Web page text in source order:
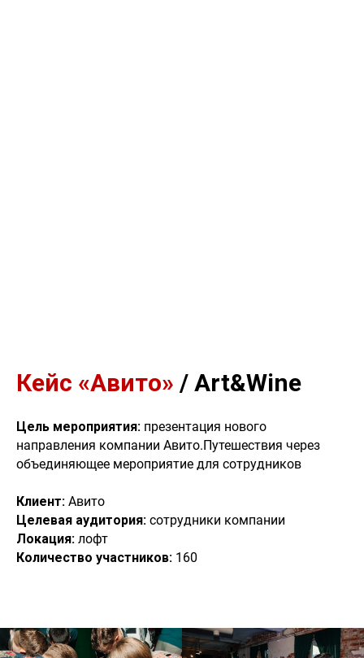
Кейс «Авито» / Art&Wine
Цель мероприятия: презентация нового
направления компании Авито.Путешествия через
объединяющее мероприятие для сотрудников
Клиент: Авито
Целевая аудитория: сотрудники компании
Локация: лофт
Количество участников: 160